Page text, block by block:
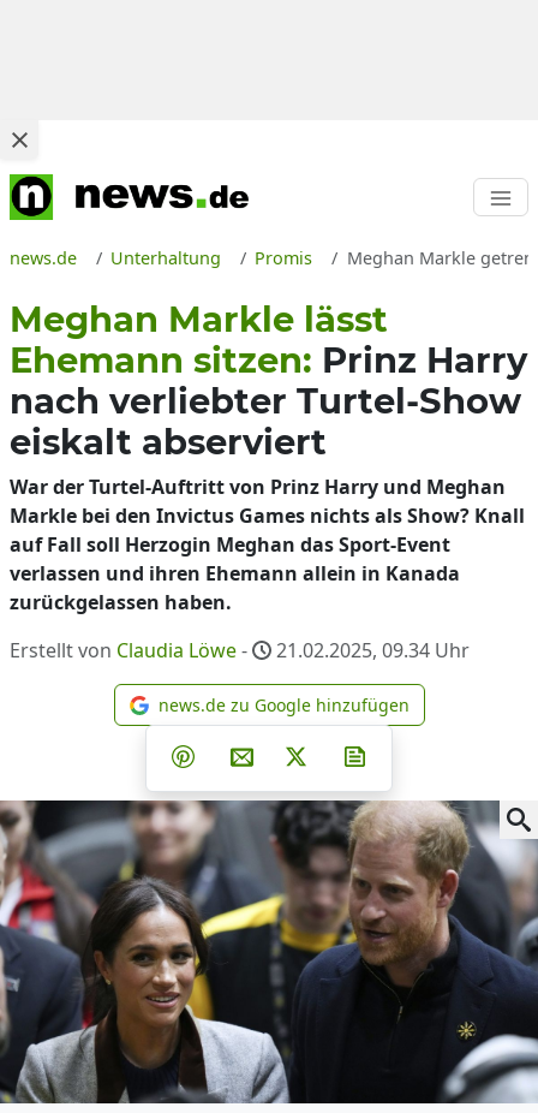
news.de Unterhaltung Promis Meghan Markle
Meghan Markle lässt
Ehemann sitzen: Prinz Harry
nach verliebter Turtel-Show
eiskalt abserviert
War der Turtel-Auftritt von Prinz Harry und Meghan
Markle bei den Invictus Games nichts als Show? Knall
auf Fall soll Herzogin Meghan das Sport-Event
verlassen und ihren Ehemann allein in Kanada
zurückgelassen haben.
Erstellt von Claudia Löwe- 21.02.2025, 09.34 Uhr
news.de zu Google
news.de zu Google hinzufügen
Teilen auf Facebook
Teilen auf Whatsapp
Teilen auf Telegram
Teilen auf Pinterest
Per E-Mail teilen
Post auf X